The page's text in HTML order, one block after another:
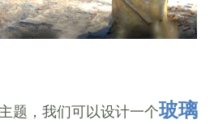
题，我们可以设计一个玻璃